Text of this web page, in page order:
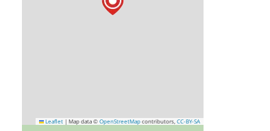
Leaflet | Map data © OpenStreetMap contributors, CC-BY-SA